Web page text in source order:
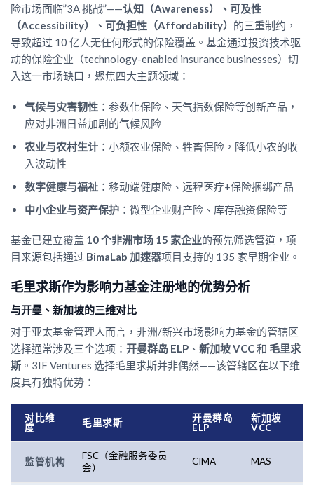
险市场面临”3A 挑战”——认知（Awareness）、可及性
（Accessibility）、可负担性（Affordability） 的三重制约，
导致超过 10 亿人无任何形式的保险覆盖。基金通过投资技术驱
动的保险企业（technology-enabled insurance businesses）切
入这一市场缺口，聚焦四大主题领域：
气候与灾害韧性：参数化保险、天气指数保险等创新产品，
应对非洲日益加剧的气候风险
农业与农村生计：小额农业保险、牲畜保险，降低小农的收
入波动性
数字健康与福祉：移动端健康险、远程医疗+保险捆绑产品
中小企业与资产保护：微型企业财产险、库存融资保险等
基金已建立覆盖 10 个非洲市场 15 家企业的预先筛选管道，项
目来源包括通过 BimaLab 加速器项目支持的 135 家早期企业。
毛里求斯作为影响力基金注册地的优势分析
与开曼、新加坡的三维对比
对于亚太基金管理人而言，非洲/新兴市场影响力基金的管辖区
选择通常涉及三个选项： 开曼群岛 ELP 、 新加坡 VCC和 毛里求
斯 。3IF Ventures 选择毛里求斯并非偶然——该管辖区在以下维
度具有独特优势：
对比维
度
毛里求斯
开曼群岛
ELP
新加坡
VCC
监管机构
FSC（金融服务委员
会）
CIMA MAS